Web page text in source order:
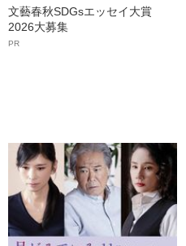
文藝春秋SDGsエッセイ大賞
2026大募集
PR